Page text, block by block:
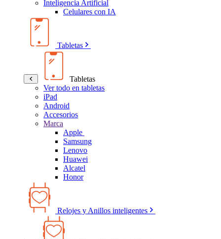
Inteligencia Artificial
Celulares con IA
Tabletas
Tabletas
Ver todo en tabletas
iPad
Android
Accesorios
Marca
Apple
Samsung
Lenovo
Huawei
Alcatel
Honor
Relojes y Anillos inteligentes